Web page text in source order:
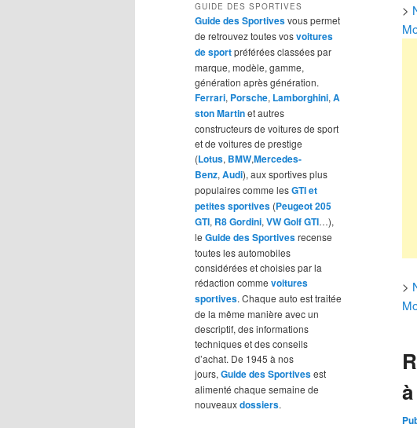
principal >
>
GUIDE DES SPORTIVES
Guide des Sportivesvous permet
de retrouvez toutes vosvoitures
de sportpréférées classées par
marque, modèle, gamme,
génération après génération.
Ferrari, Porsche, Lamborghini, A
ston Martinet autres
constructeurs de voitures de sport
et de voitures de prestige
(Lotus, BMW,Mercedes-
Benz, Audi), aux sportives plus
populaires comme lesGTI et
petites sportives (Peugeot 205
GTI, R8 Gordini, VW Golf GTI…),
le Guide des Sportivesrecense
toutes les automobiles
considérées et choisies par la
rédaction comme voitures
sportives. Chaque auto est traitée
de la même manière avec un
descriptif, des informations
techniques et des conseils
d’achat. De 1945 à nos
jours, Guide des Sportivesest
alimenté chaque semaine de
nouveauxdossiers.